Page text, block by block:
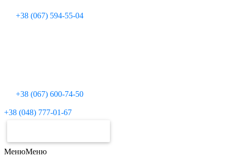
+38 (067) 594-55-04
+38 (067) 600-74-50
+38 (048) 777-01-67
МенюМеню